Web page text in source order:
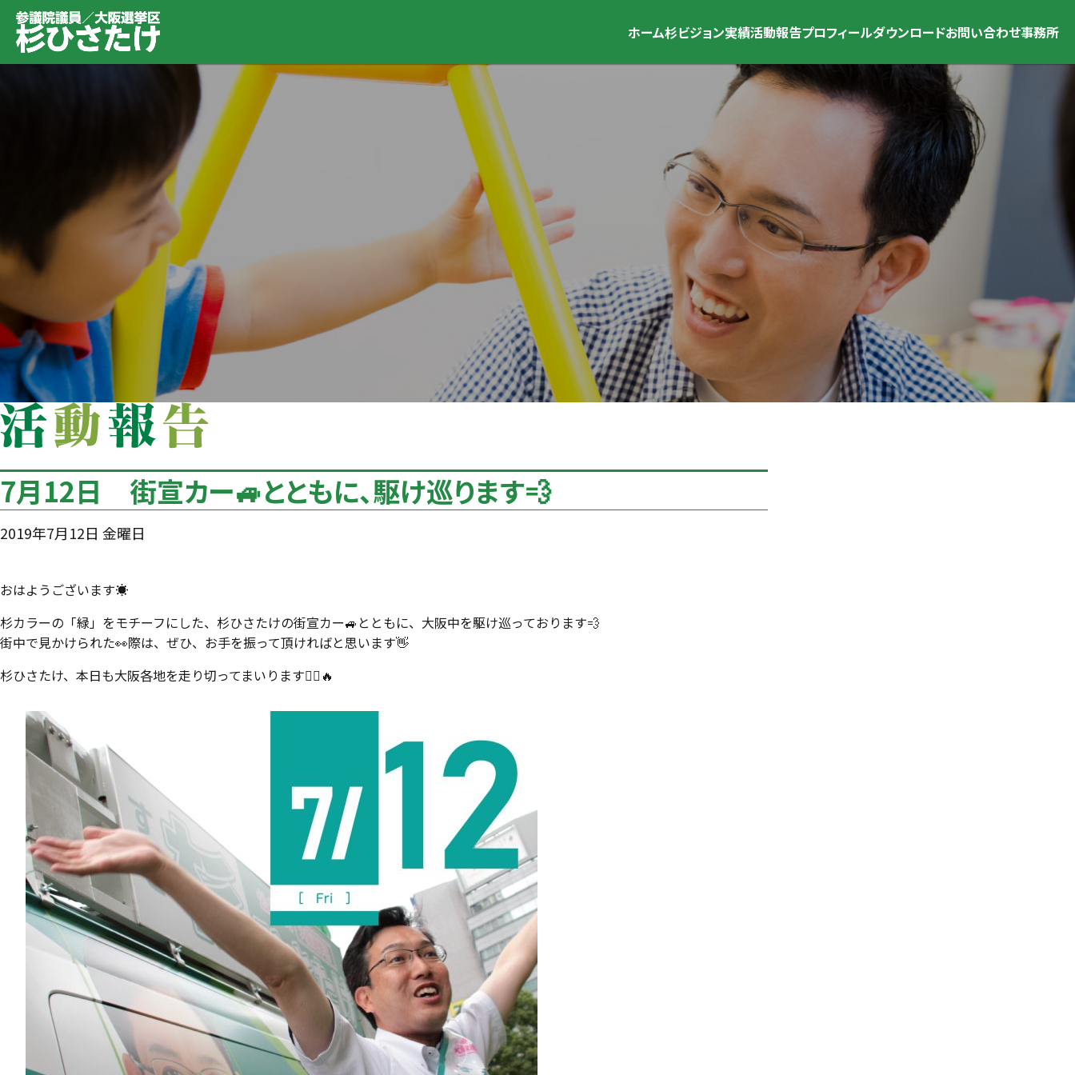
ホーム杉ビジョン実績活動報告プロフィールダウンロードお問い合わせ事務所
7月12日 街宣カー🚙とともに、駆け巡ります💨
2019年7月12日 金曜日
おはようございます☀️
杉カラーの「緑」をモチーフにした、杉ひさたけの街宣カー🚙とともに、大阪中を駆け巡っております💨
街中で見かけられた👀際は、ぜひ、お手を振って頂ければと思います👋
杉ひさたけ、本日も大阪各地を走り切ってまいります🏃‍♂🔥